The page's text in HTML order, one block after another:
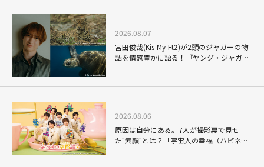
2026.08.07
宮田俊哉(Kis-My-Ft2)が2頭のジャガーの物
語を情感豊かに語る！『ヤング・ジャガ
ナレーションの妙
2026.08.06
原因は自分にある。7人が撮影裏で見せ
た"素顔"とは？「宇宙人の幸福（ハピネ